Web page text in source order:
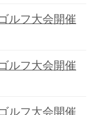
ルフ大会開催
ルフ大会開催
ルフ大会開催